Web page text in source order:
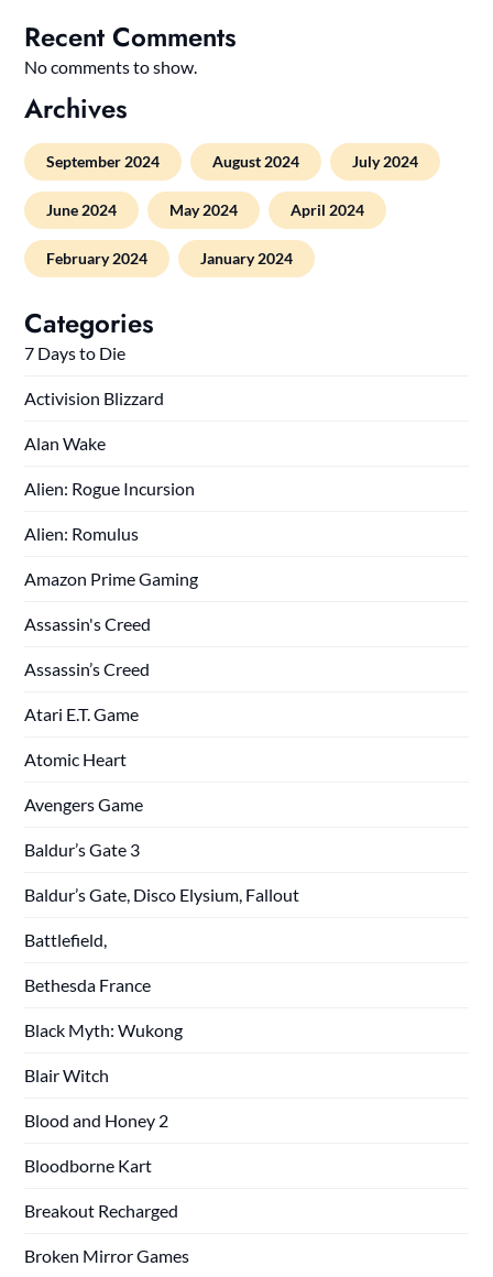
Recent Comments
No comments to show.
Archives
September 2024 August 2024 July 2024
June 2024 May 2024 April 2024
February 2024 January 2024
Categories
7 Days to Die
Activision Blizzard
Alan Wake
Alien: Rogue Incursion
Alien: Romulus
Amazon Prime Gaming
Assassin's Creed
Assassin’s Creed
Atari E.T. Game
Atomic Heart
Avengers Game
Baldur’s Gate 3
Baldur’s Gate, Disco Elysium, Fallout
Battlefield,
Bethesda France
Black Myth: Wukong
Blair Witch
Blood and Honey 2
Bloodborne Kart
Breakout Recharged
Broken Mirror Games